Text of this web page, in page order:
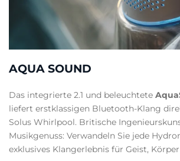
AQUA SOUND
Das integrierte 2.1 und beleuchtete
liefert erstklassigen Bluetooth-Klang
Solus Whirlpool. Britische
Musikgenuss: Verwandeln Sie jede
exklusives Klangerlebnis für Geist,